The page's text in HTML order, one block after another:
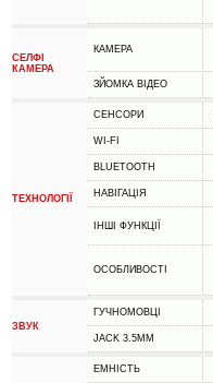
СЕЛФІ
КАМЕРА
КАМЕРА
ЗЙОМКА ВІДЕО
ТЕХНОЛОГІЇ
СЕНСОРИ
WI-FI
BLUETOOTH
НАВІГАЦІЯ
ІНШІ ФУНКЦІЇ
ОСОБЛИВОСТІ
ЗВУК
ГУЧНОМОВЦІ
JACK 3.5MM
ЕМНІСТЬ